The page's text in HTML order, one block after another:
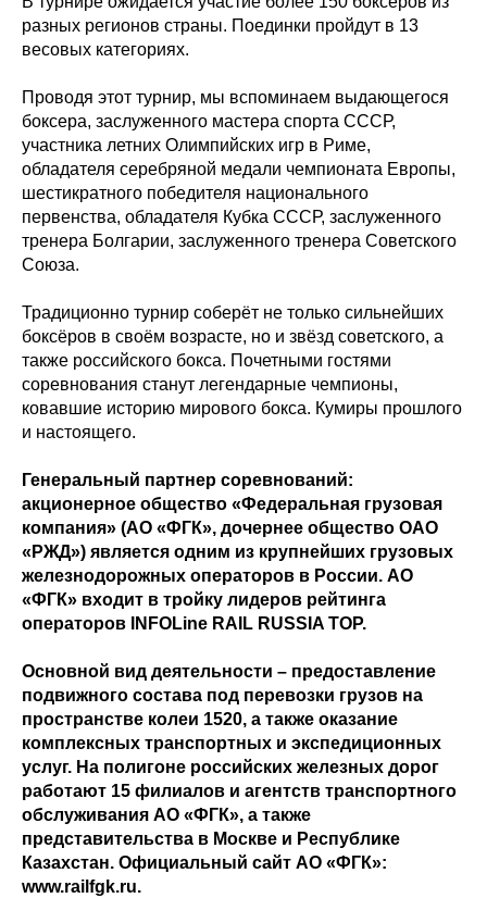
разных регионов страны. Поединки пройдут в 13
весовых категориях.
Проводя этот турнир, мы вспоминаем выдающегося
боксера, заслуженного мастера спорта СССР,
участника летних Олимпийских игр в Риме,
обладателя серебряной медали чемпионата Европы,
шестикратного победителя национального
первенства, обладателя Кубка СССР, заслуженного
тренера Болгарии, заслуженного тренера Советского
Союза.
Традиционно турнир соберёт не только сильнейших
боксёров в своём возрасте, но и звёзд советского, а
также российского бокса. Почетными гостями
соревнования станут легендарные чемпионы,
ковавшие историю мирового бокса. Кумиры прошлого
и настоящего.
Генеральный партнер соревнований:
акционерное общество «Федеральная грузовая
компания» (АО «ФГК», дочернее общество ОАО
«РЖД») является одним из крупнейших грузовых
железнодорожных операторов в России. АО
«ФГК» входит в тройку лидеров рейтинга
операторов INFOLine RAIL RUSSIA TOP.
Основной вид деятельности – предоставление
подвижного состава под перевозки грузов на
пространстве колеи 1520, а также оказание
комплексных транспортных и экспедиционных
услуг. На полигоне российских железных дорог
работают 15 филиалов и агентств транспортного
обслуживания АО «ФГК», а также
представительства в Москве и Республике
Казахстан. Официальный сайт АО «ФГК»:
www.railfgk.ru.